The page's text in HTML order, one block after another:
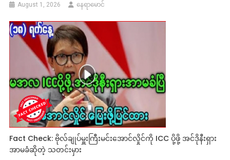
August 1, 2026 နေရာမောင်
Fact Check: ဗိုလ်ချုပ်မှူးကြီးမင်းအောင်လှိုင်ကို ICC ပို့ဖို့ အင်ဒိုနီးရှား
အာမခံဆိုတဲ့ သတင်းမှား